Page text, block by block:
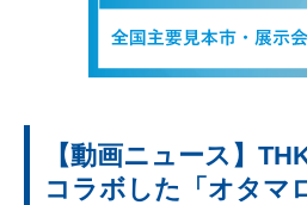
【動画ニュース】
コラボした「オタマ